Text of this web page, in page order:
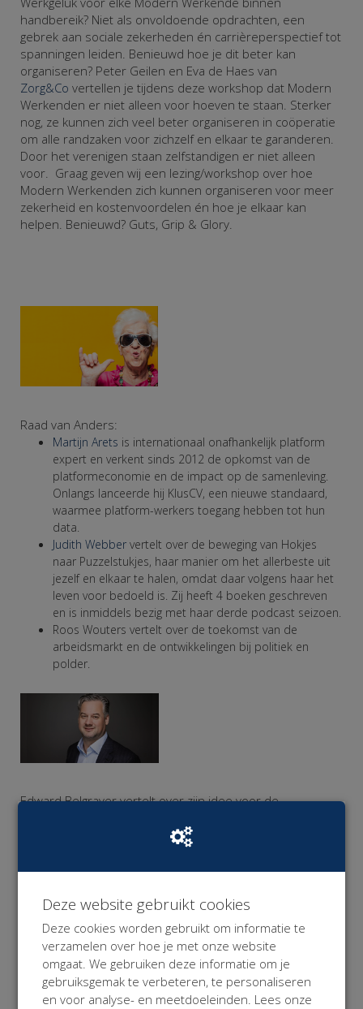
handbereik? Niet als onvoldoende opdrachten, een
gebrek aan sociale zekerheden én carrièreperspectief tot
spanningen leiden. Benieuwd hoe je dit beter kan
organiseren? Peter Geilen en Eva de Haes van
Zorg&Co vertellen je tijdens deze workshop dat Modern
Werkenden er niet alleen voor hoeven te staan. Sterker
nog, ze kunnen zich veel beter organiseren in coöperatie
om alle randzaken voor zichzelf en elkaar te garanderen.
Door het verenigen staan zelfstandigen er niet alleen
voor. Graag geven wij een lezing/workshop over hoe
Modern Werkenden zich kunnen organiseren voor meer
zekerheid en kostenvoordelen én hoe je elkaar kan
helpen. Benieuwd? Guts, Grip & Glory.
Raad van Anders:
Martijn Arets is internationaal onafhankelijk platform
expert en verkent sinds 2012 de opkomst van de
platformeconomie en de impact op de samenleving.
Onlangs lanceerde hij KlusCV, een nieuwe standaard,
waarmee platform-werkers toegang hebben tot hun
data.
Judith Webber vertelt over de beweging van Hokjes
naar Puzzelstukjes, haar manier om het allerbeste uit
jezelf en elkaar te halen, omdat daar volgens haar het
leven voor bedoeld is. Zij heeft 4 boeken geschreven
en is inmiddels bezig met haar derde podcast seizoen.
Roos Wouters vertelt over de toekomst van de
arbeidsmarkt en de ontwikkelingen bij politiek en
polder.
Edward Belgraver vertelt over zijn idee voor de
verzekerd blijven van inkomen zonder het gelazer van
Ga ik regelen
Ingrid Wong vanKrakeling Communicatiegeeft de
workshop Macaroni Marketing
Deze website gebruikt cookies
Deze cookies worden gebruikt om informatie te
verzamelen over hoe je met onze website
omgaat. We gebruiken deze informatie om je
gebruiksgemak te verbeteren, te personaliseren
en voor analyse- en meetdoeleinden. Lees onze